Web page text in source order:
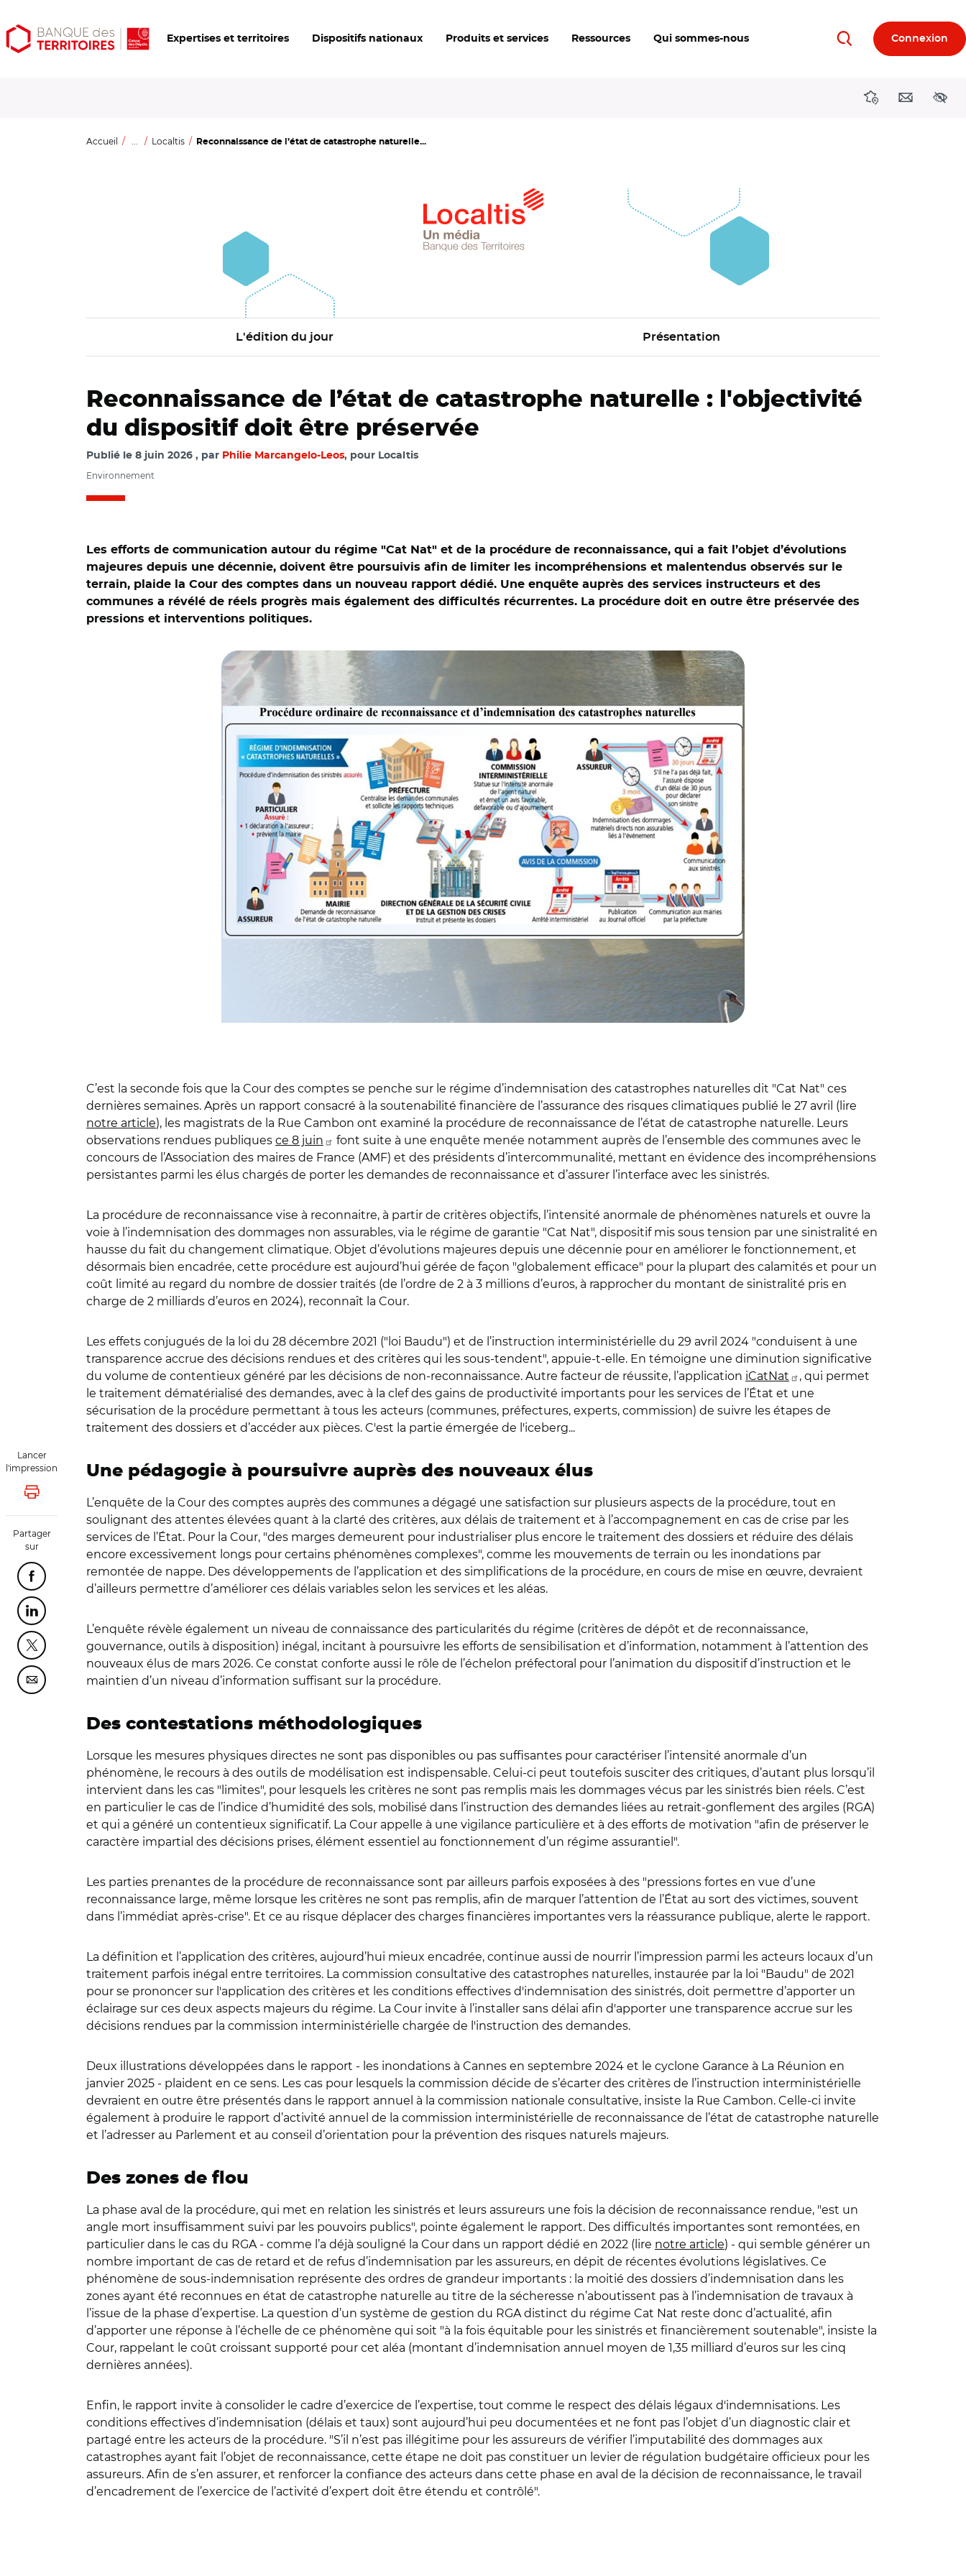
Aller
au
Aller
au
Ouvrir
les
Expertises et territoires Dispositifs nationaux Produits et services Ressources Qui sommes-nous RechercherConnexion
DirectionsContact
Accueil ... Localtis Reconnaissance de l’état de catastrophe naturelle...
L'édition du jour Présentation
Lancer
l'impression
Lancer l'impression
Partager
sur
Partager cette page sur Facebook
Partager cette page sur Linkedin
Partager cette page sur Twitter
Partager cette page sur Courriel
Reconnaissance de l’état de catastrophe naturelle : l'objectivité
du dispositif doit être préservée
Publié le 8 juin 2026 par Philie Marcangelo-Leos, pour Localtis
Environnement
Les efforts de communication autour du régime "Cat Nat" et de la procédure de reconnaissance, qui a fait l’objet d’évolutions
majeures depuis une décennie, doivent être poursuivis afin de limiter les incompréhensions et malentendus observés sur le
terrain, plaide la Cour des comptes dans un nouveau rapport dédié. Une enquête auprès des services instructeurs et des
communes a révélé de réels progrès mais également des difficultés récurrentes. La procédure doit en outre être préservée des
pressions et interventions politiques.
C’est la seconde fois que la Cour des comptes se penche sur le régime d’indemnisation des catastrophes naturelles dit "Cat Nat" ces
dernières semaines. Après un rapport consacré à la soutenabilité financière de l’assurance des risques climatiques publié le 27 avril (lire
notre article), les magistrats de la Rue Cambon ont examiné la procédure de reconnaissance de l’état de catastrophe naturelle. Leurs
observations rendues publiques ce 8 juin
font suite à une enquête menée notamment auprès de l’ensemble des communes avec le
concours de l’Association des maires de France (AMF) et des présidents d’intercommunalité, mettant en évidence des incompréhensions
persistantes parmi les élus chargés de porter les demandes de reconnaissance et d’assurer l’interface avec les sinistrés.
La procédure de reconnaissance vise à reconnaitre, à partir de critères objectifs, l’intensité anormale de phénomènes naturels et ouvre la
voie à l’indemnisation des dommages non assurables, via le régime de garantie "Cat Nat", dispositif mis sous tension par une sinistralité en
hausse du fait du changement climatique. Objet d’évolutions majeures depuis une décennie pour en améliorer le fonctionnement, et
désormais bien encadrée, cette procédure est aujourd’hui gérée de façon "globalement efficace" pour la plupart des calamités et pour un
coût limité au regard du nombre de dossier traités (de l’ordre de 2 à 3 millions d’euros, à rapprocher du montant de sinistralité pris en
charge de 2 milliards d’euros en 2024), reconnaît la Cour.
Les effets conjugués de la loi du 28 décembre 2021 ("loi Baudu") et de l’instruction interministérielle du 29 avril 2024 "conduisent à une
transparence accrue des décisions rendues et des critères qui les sous-tendent", appuie-t-elle. En témoigne une diminution significative
du volume de contentieux généré par les décisions de non-reconnaissance. Autre facteur de réussite, l’application iCatNat
, qui permet
le traitement dématérialisé des demandes, avec à la clef des gains de productivité importants pour les services de l’État et une
sécurisation de la procédure permettant à tous les acteurs (communes, préfectures, experts, commission) de suivre les étapes de
traitement des dossiers et d’accéder aux pièces. C'est la partie émergée de l'iceberg...
Une pédagogie à poursuivre auprès des nouveaux élus
L’enquête de la Cour des comptes auprès des communes a dégagé une satisfaction sur plusieurs aspects de la procédure, tout en
soulignant des attentes élevées quant à la clarté des critères, aux délais de traitement et à l’accompagnement en cas de crise par les
services de l’État. Pour la Cour, "des marges demeurent pour industrialiser plus encore le traitement des dossiers et réduire des délais
encore excessivement longs pour certains phénomènes complexes", comme les mouvements de terrain ou les inondations par
remontée de nappe. Des développements de l’application et des simplifications de la procédure, en cours de mise en œuvre, devraient
d’ailleurs permettre d’améliorer ces délais variables selon les services et les aléas.
L’enquête révèle également un niveau de connaissance des particularités du régime (critères de dépôt et de reconnaissance,
gouvernance, outils à disposition) inégal, incitant à poursuivre les efforts de sensibilisation et d’information, notamment à l’attention des
nouveaux élus de mars 2026. Ce constat conforte aussi le rôle de l’échelon préfectoral pour l’animation du dispositif d’instruction et le
maintien d’un niveau d’information suffisant sur la procédure.
Des contestations méthodologiques
Lorsque les mesures physiques directes ne sont pas disponibles ou pas suffisantes pour caractériser l’intensité anormale d’un
phénomène, le recours à des outils de modélisation est indispensable. Celui-ci peut toutefois susciter des critiques, d’autant plus lorsqu’il
intervient dans les cas "limites", pour lesquels les critères ne sont pas remplis mais les dommages vécus par les sinistrés bien réels. C’est
en particulier le cas de l’indice d’humidité des sols, mobilisé dans l’instruction des demandes liées au retrait-gonflement des argiles (RGA)
et qui a généré un contentieux significatif. La Cour appelle à une vigilance particulière et à des efforts de motivation "afin de préserver le
caractère impartial des décisions prises, élément essentiel au fonctionnement d’un régime assurantiel".
Les parties prenantes de la procédure de reconnaissance sont par ailleurs parfois exposées à des "pressions fortes en vue d’une
reconnaissance large, même lorsque les critères ne sont pas remplis, afin de marquer l’attention de l’État au sort des victimes, souvent
dans l’immédiat après-crise". Et ce au risque déplacer des charges financières importantes vers la réassurance publique, alerte le rapport.
La définition et l’application des critères, aujourd’hui mieux encadrée, continue aussi de nourrir l’impression parmi les acteurs locaux d’un
traitement parfois inégal entre territoires. La commission consultative des catastrophes naturelles, instaurée par la loi "Baudu" de 2021
pour se prononcer sur l'application des critères et les conditions effectives d'indemnisation des sinistrés, doit permettre d’apporter un
éclairage sur ces deux aspects majeurs du régime. La Cour invite à l’installer sans délai afin d'apporter une transparence accrue sur les
décisions rendues par la commission interministérielle chargée de l'instruction des demandes.
Deux illustrations développées dans le rapport - les inondations à Cannes en septembre 2024 et le cyclone Garance à La Réunion en
janvier 2025 - plaident en ce sens. Les cas pour lesquels la commission décide de s’écarter des critères de l’instruction interministérielle
devraient en outre être présentés dans le rapport annuel à la commission nationale consultative, insiste la Rue Cambon. Celle-ci invite
également à produire le rapport d’activité annuel de la commission interministérielle de reconnaissance de l’état de catastrophe naturelle
et l’adresser au Parlement et au conseil d’orientation pour la prévention des risques naturels majeurs.
Des zones de flou
La phase aval de la procédure, qui met en relation les sinistrés et leurs assureurs une fois la décision de reconnaissance rendue, "est un
angle mort insuffisamment suivi par les pouvoirs publics", pointe également le rapport. Des difficultés importantes sont remontées, en
particulier dans le cas du RGA - comme l’a déjà souligné la Cour dans un rapport dédié en 2022 (lire notre article) - qui semble générer un
nombre important de cas de retard et de refus d’indemnisation par les assureurs, en dépit de récentes évolutions législatives. Ce
phénomène de sous-indemnisation représente des ordres de grandeur importants : la moitié des dossiers d’indemnisation dans les
zones ayant été reconnues en état de catastrophe naturelle au titre de la sécheresse n’aboutissent pas à l’indemnisation de travaux à
l’issue de la phase d’expertise. La question d’un système de gestion du RGA distinct du régime Cat Nat reste donc d’actualité, afin
d’apporter une réponse à l’échelle de ce phénomène qui soit "à la fois équitable pour les sinistrés et financièrement soutenable", insiste la
Cour, rappelant le coût croissant supporté pour cet aléa (montant d’indemnisation annuel moyen de 1,35 milliard d’euros sur les cinq
dernières années).
Enfin, le rapport invite à consolider le cadre d’exercice de l’expertise, tout comme le respect des délais légaux d'indemnisations. Les
conditions effectives d’indemnisation (délais et taux) sont aujourd’hui peu documentées et ne font pas l’objet d’un diagnostic clair et
partagé entre les acteurs de la procédure. "S’il n’est pas illégitime pour les assureurs de vérifier l’imputabilité des dommages aux
catastrophes ayant fait l’objet de reconnaissance, cette étape ne doit pas constituer un levier de régulation budgétaire officieux pour les
assureurs. Afin de s’en assurer, et renforcer la confiance des acteurs dans cette phase en aval de la décision de reconnaissance, le travail
d’encadrement de l’exercice de l’activité d’expert doit être étendu et contrôlé".